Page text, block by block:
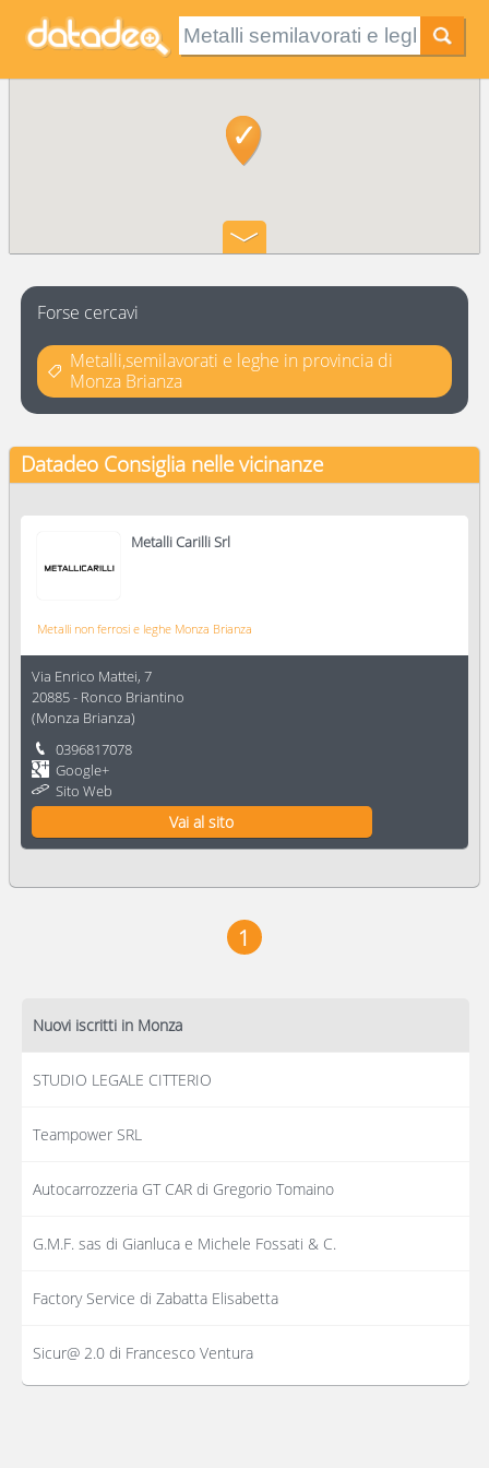
Forse cercavi
Metalli,semilavorati e leghe in provincia di
Monza Brianza
Datadeo Consiglia nelle vicinanze
Metalli Carilli Srl
Metalli non ferrosi e leghe Monza Brianza
Via Enrico Mattei, 7
20885- Ronco Briantino
(Monza Brianza)
0396817078
Google+
Sito Web
Vai al sito
1
Nuovi iscritti in Monza
STUDIO LEGALE CITTERIO
Teampower SRL
Autocarrozzeria GT CAR di Gregorio Tomaino
G.M.F. sas di Gianluca e Michele Fossati & C.
Factory Service di Zabatta Elisabetta
Sicur@ 2.0 di Francesco Ventura